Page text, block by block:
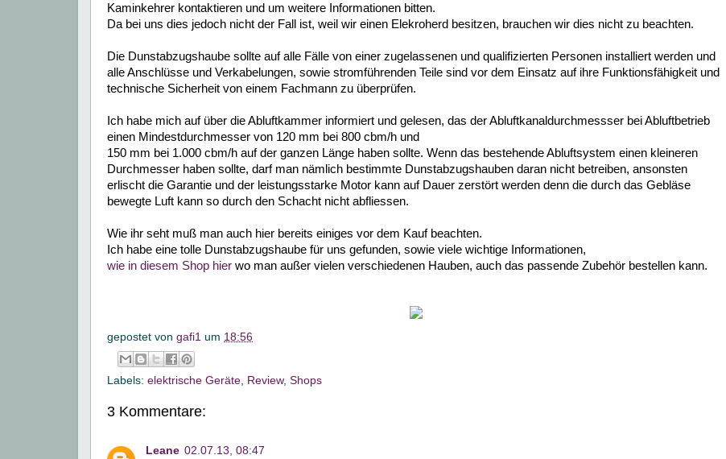
Kaminkehrer kontaktieren und um weitere Informationen bitten.
Da bei uns dies jedoch nicht der Fall ist, weil wir einen Elekroherd besitzen, brauchen wir dies nicht zu beachten.
Die Dunstabzugshaube sollte auf alle Fälle von einer zugelassenen und qualifizierten Personen installiert werden und
alle Anschlüsse und Verkabelungen, sowie stromführenden Teile sind vor dem Einsatz auf ihre Funktionsfähigkeit und
technische Sicherheit von einem Fachmann zu überprüfen.
Ich habe mich auf über die Abluftkammer informiert und gelesen, das derAbluftkanaldurchmessser bei Abluftbetrieb
einen Mindestdurchmesser von 120 mm bei 800 cbm/h und
150 mm bei 1.000 cbm/h auf der ganzen Länge haben sollte. Wenn das bestehende Abluftsystem einen kleineren
Durchmesser haben sollte, darf man nämlich bestimmte Dunstabzugshauben daran nicht betreiben, ansonsten
erlischt die Garantie und der leistungsstarke Motor kann auf Dauer zerstört werden denn die durch das Gebläse
bewegte Luft kann so durch den Schacht nicht abfliessen.
Wie ihr seht muß man auch hier bereits einiges vor dem Kauf beachten.
Ich habe eine tolle Dunstabzugshaube für uns gefunden, sowie viele wichtige Informationen,
wie in diesem Shop hier wo man außer vielen verschiedenen Hauben, auch das passende Zubehör bestellen kann.
gepostet von gafi1 um 18:56
Labels: elektrische Geräte Review, Shops
3 Kommentare:
Leane 02.07.13, 08:47